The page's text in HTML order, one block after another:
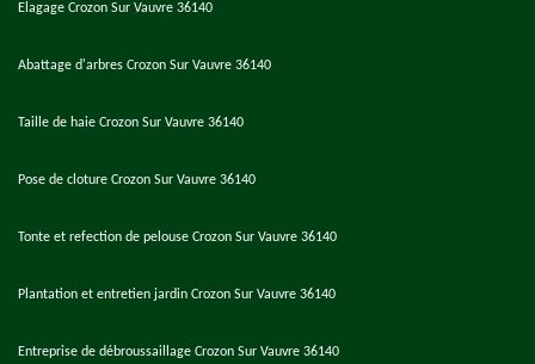
Elagage Crozon Sur Vauvre 36140
Abattage d'arbres Crozon Sur Vauvre 36140
Taille de haie Crozon Sur Vauvre 36140
Pose de cloture Crozon Sur Vauvre 36140
Tonte et refection de pelouse Crozon Sur Vauvre 36140
Plantation et entretien jardin Crozon Sur Vauvre 36140
Entreprise de débroussaillage Crozon Sur Vauvre 36140